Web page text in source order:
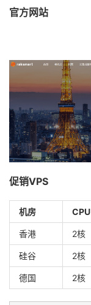
官方网站
促销VPS
机房 CPU
香港 2核
硅谷 2核
德国 2核